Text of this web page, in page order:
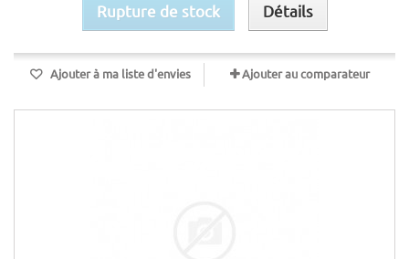
Rupture de stock Détails
Ajouter à ma liste d'envies Ajouter au comparateur